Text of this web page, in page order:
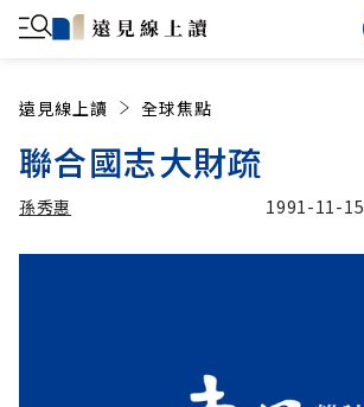
遠見線上讀 全球焦點
聯合國志大財疏
孫秀惠 1991-11-15